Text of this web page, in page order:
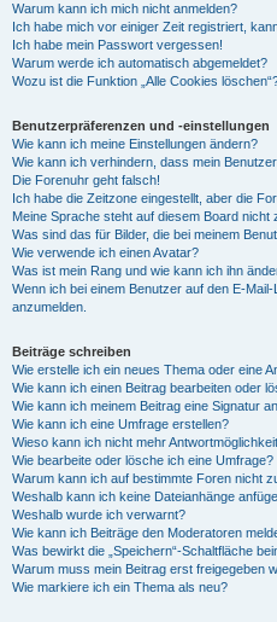
Warum kann ich mich nicht anmelden?
Ich habe mich vor einiger Zeit registriert,
Ich habe mein Passwort vergessen!
Warum werde ich automatisch abgemeldet?
Wozu ist die Funktion „Alle Cookies
Benutzerpräferenzen und -einstellungen
Wie kann ich meine Einstellungen ändern?
Wie kann ich verhindern, dass mein
Die Forenuhr geht falsch!
Ich habe die Zeitzone eingestellt, aber die
Meine Sprache steht auf diesem Board nicht
Was sind das für Bilder, die bei meinem
Wie verwende ich einen Avatar?
Was ist mein Rang und wie kann ich ihn
Wenn ich bei einem Benutzer auf den E-
anzumelden.
Beiträge schreiben
Wie erstelle ich ein neues Thema oder eine
Wie kann ich einen Beitrag bearbeiten oder
Wie kann ich meinem Beitrag eine Signatur
Wie kann ich eine Umfrage erstellen?
Wieso kann ich nicht mehr
Wie bearbeite oder lösche ich eine Umfrage?
Warum kann ich auf bestimmte Foren nicht
Weshalb kann ich keine Dateianhänge
Weshalb wurde ich verwarnt?
Wie kann ich Beiträge den Moderatoren
Was bewirkt die „Speichern“-Schaltfläche
Warum muss mein Beitrag erst freigegeben
Wie markiere ich ein Thema als neu?